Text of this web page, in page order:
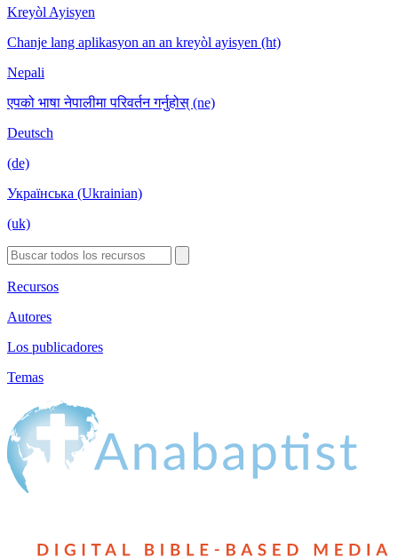
Kreyòl Ayisyen
Chanje lang aplikasyon an an kreyòl ayisyen (ht)
Nepali
एपको भाषा नेपालीमा परिवर्तन गर्नुहोस् (ne)
Deutsch
(de)
Українська (Ukrainian)
(uk)
Recursos
Autores
Los publicadores
Temas